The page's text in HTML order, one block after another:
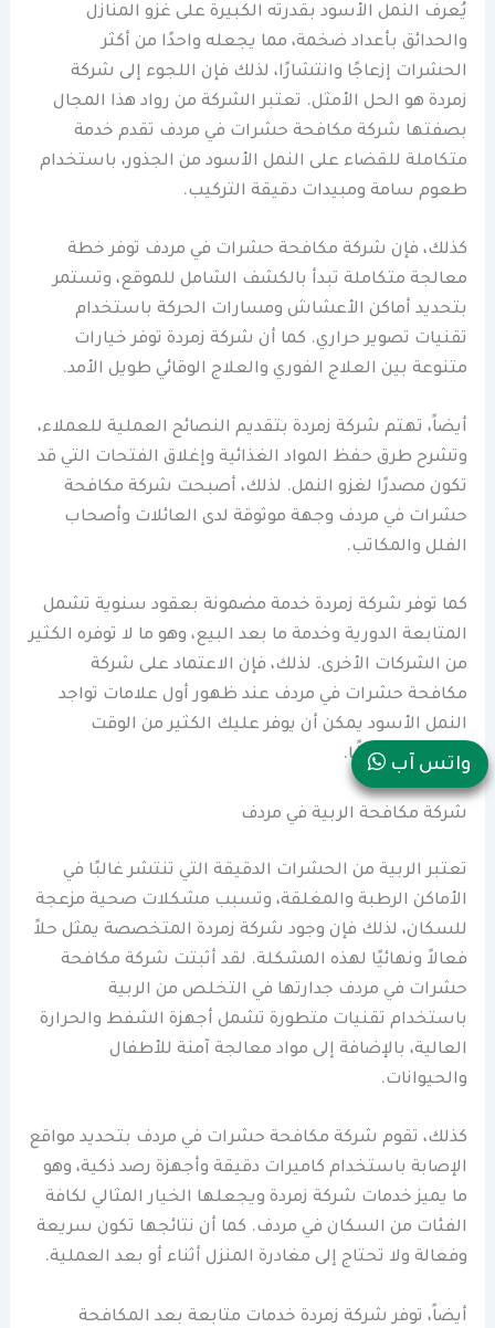
يُعرف النمل الأسود بقدرته الكبيرة على غزو المنازل
والحدائق بأعداد ضخمة، مما يجعله واحدًا من أكثر
الحشرات إزعاجًا وانتشارًا، لذلك فإن اللجوء إلى شركة
زمردة هو الحل الأمثل. تعتبر الشركة من رواد هذا المجال
بصفتها شركة مكافحة حشرات في مردف تقدم خدمة
متكاملة للقضاء على النمل الأسود من الجذور، باستخدام
طعوم سامة ومبيدات دقيقة التركيب.
كذلك، فإن شركة مكافحة حشرات في مردف توفر خطة
معالجة متكاملة تبدأ بالكشف الشامل للموقع، وتستمر
بتحديد أماكن الأعشاش ومسارات الحركة باستخدام
تقنيات تصوير حراري. كما أن شركة زمردة توفر خيارات
متنوعة بين العلاج الفوري والعلاج الوقائي طويل الأمد.
أيضاً، تهتم شركة زمردة بتقديم النصائح العملية للعملاء،
وتشرح طرق حفظ المواد الغذائية وإغلاق الفتحات التي قد
تكون مصدرًا لغزو النمل. لذلك، أصبحت شركة مكافحة
حشرات في مردف وجهة موثوقة لدى العائلات وأصحاب
الفلل والمكاتب.
كما توفر شركة زمردة خدمة مضمونة بعقود سنوية تشمل
المتابعة الدورية وخدمة ما بعد البيع، وهو ما لا توفره الكثير
من الشركات الأخرى. لذلك، فإن الاعتماد على شركة
مكافحة حشرات في مردف عند ظهور أول علامات تواجد
النمل الأسود يمكن أن يوفر عليك الكثير من الوقت
والتكاليف لاحقًا.
شركة مكافحة الربية في مردف
تعتبر الربية من الحشرات الدقيقة التي تنتشر غالبًا في
الأماكن الرطبة والمغلقة، وتسبب مشكلات صحية مزعجة
للسكان، لذلك فإن وجود شركة زمردة المتخصصة يمثل حلاً
فعالاً ونهائيًا لهذه المشكلة. لقد أثبتت شركة مكافحة
حشرات في مردف جدارتها في التخلص من الربية
باستخدام تقنيات متطورة تشمل أجهزة الشفط والحرارة
العالية، بالإضافة إلى مواد معالجة آمنة للأطفال
والحيوانات.
كذلك، تقوم شركة مكافحة حشرات في مردف بتحديد مواقع
الإصابة باستخدام كاميرات دقيقة وأجهزة رصد ذكية، وهو
ما يميز خدمات شركة زمردة ويجعلها الخيار المثالي لكافة
الفئات من السكان في مردف. كما أن نتائجها تكون سريعة
وفعالة ولا تحتاج إلى مغادرة المنزل أثناء أو بعد العملية.
أيضاً، توفر شركة زمردة خدمات متابعة بعد المكافحة
واتس آب